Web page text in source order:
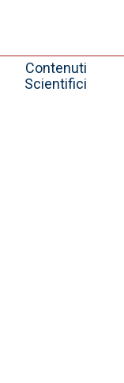
Contenuti
Scientifici